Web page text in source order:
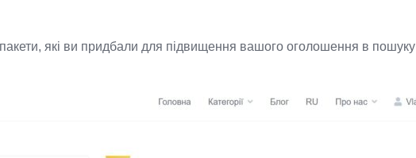
які ви придбали для підвищення вашого оголошення в пошуку